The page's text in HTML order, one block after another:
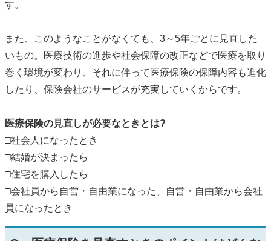
す。
また、このようなことがなくても、3～5年ごとに見直した
いもの。医療技術の進歩や社会保障の改正などで医療を取り
巻く環境が変わり、それに伴って医療保険の保障内容も進化
したり、保険会社のサービスが充実していくからです。
医療保険の見直しが必要なときとは?
□社会人になったとき
□結婚が決まったら
□住宅を購入したら
□会社員から自営・自由業になった、自営・自由業から会社
員になったとき